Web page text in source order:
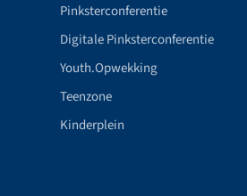
Pinksterconferentie
Digitale Pinksterconferentie
Youth.Opwekking
Teenzone
Kinderplein